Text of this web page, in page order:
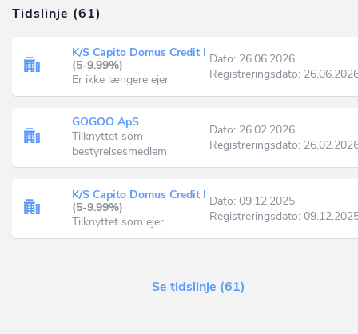
Tidslinje (61)
K/S Capito Domus Credit I
(5-9.99%)
Er ikke længere ejer
Dato: 26.06.2026
Registreringsdato:
GOGOO ApS
Tilknyttet som
bestyrelsesmedlem
Dato: 26.02.2026
Registreringsdato:
K/S Capito Domus Credit I
(5-9.99%)
Tilknyttet som ejer
Dato: 09.12.2025
Registreringsdato:
Se tidslinje (61)